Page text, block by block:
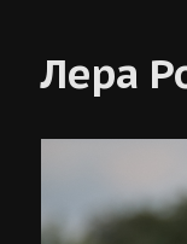
Лера